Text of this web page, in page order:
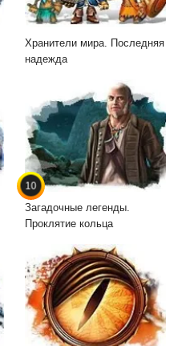
Хранители мира. Последняя
надежда
10
Загадочные легенды.
Проклятие кольца